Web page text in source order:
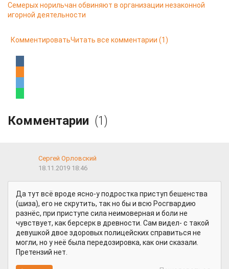
Семерых норильчан обвиняют в организации незаконной
игорной деятельности
КомментироватьЧитать все комментарии (1)
Комментарии (1)
Сергей Орловский
18.11.2019 18:46
Да тут всё вроде ясно-у подростка приступ бешенства
(шиза), его не скрутить, так но бы и всю Росгвардию
разнёс, при приступе сила неимоверная и боли не
чувствует, как берсерк в древности. Сам видел- с такой
девушкой двое здоровых полицейских справиться не
могли, но у неё была передозировка, как они сказали.
Претензий нет.